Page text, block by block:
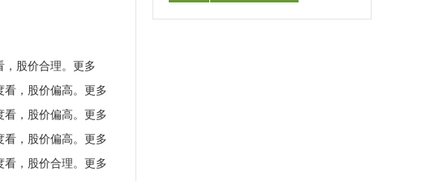
股价合理。更多
，股价偏高。更多
，股价偏高。更多
，股价偏高。更多
，股价合理。更多